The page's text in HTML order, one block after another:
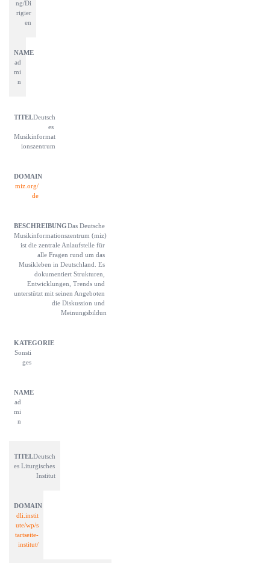
ng/Di
rigier
en
ad
mi
n
Deutsch
es
Musikinformat
ionszentrum
miz.org/
de
Das Deutsche
Musikinforma­tionszentrum (miz)
ist die zentrale Anlaufstelle für
alle Fragen rund um das
Musikleben in Deutschland. Es
dokumentiert Strukturen,
Entwicklungen, Trends und
unterstützt mit seinen Angeboten
die Diskussion und
Meinungsbildun
Sonsti
ges
ad
mi
n
Deutsch
es Liturgisches
Institut
dli.instit
ute/wp/s
tartseite-
institut/